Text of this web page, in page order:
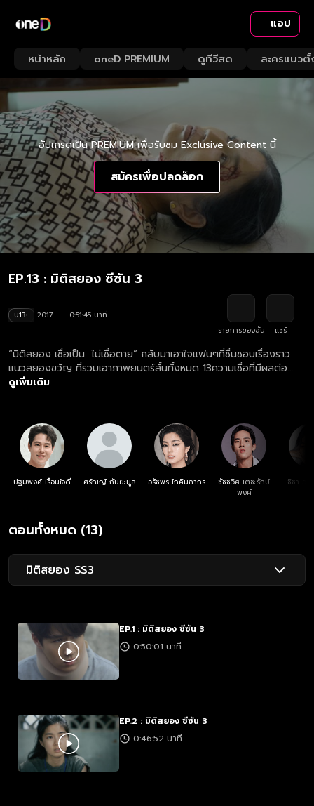
แอป
หน้าหลัก oneD PREMIUM ดูทีวีสด ละครแนวตั้
อัปเกรดเป็น PREMIUM เพื่อรับชม Exclusive Content นี้
สมัครเพื่อปลดล็อก
EP.13 : มิติสยอง ซีซัน 3
น13+ 2017
0:51:45 นาที
รายการของฉัน
แชร์
“มิติสยอง เชื่อเป็น...ไม่เชื่อตาย” กลับมาเอาใจแฟนๆที่ชื่นชอบเรื่องราว
แนวสยองขวัญ ที่รวมเอาภาพยนตร์สั้นทั้งหมด 13ความเชื่อที่มีผลต่อ
ความเป็น…ความตายของคุณ กลับมาหลอนประสาทคุณหนักกว่าภาคที่ผ่าน
ดูเพิ่มเติม
ปฐมพงศ์ เรือนใจดี ศรัณญ์ กันยะมูล อรัชพร โภคินภากร
ชัชชวิศ เตชะรักษ์
พงศ์
ชิชา อ
ตอนทั้งหมด (13)
มิติสยอง SS3
EP.1 : มิติสยอง ซีซัน 3
0:50:01 นาที
EP.2 : มิติสยอง ซีซัน 3
0:46:52 นาที